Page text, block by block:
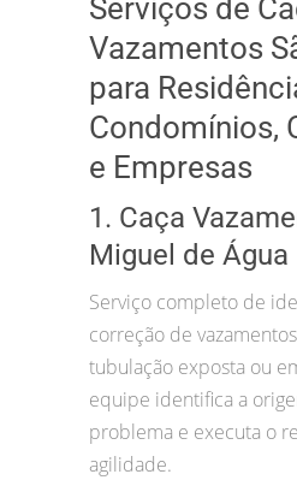
Serviços de
Vazamentos
para
Condomínios,
e Empresas
1. Caça
Miguel de Água
Serviço completo de
correção de
tubulação exposta ou
equipe identifica a
problema e executa o
agilidade.